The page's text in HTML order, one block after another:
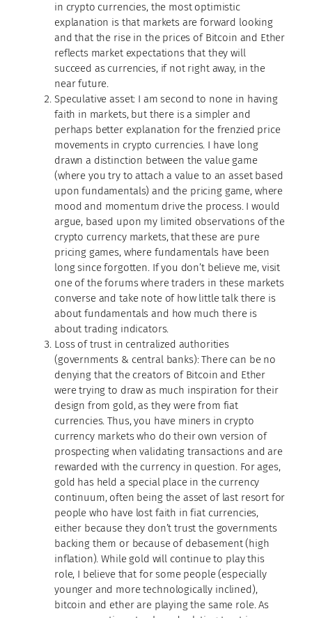
in crypto currencies, the most optimistic
explanation is that markets are forward looking
and that the rise in the prices of Bitcoin and Ether
reflects market expectations that they will
succeed as currencies, if not right away, in the
near future.
Speculative asset: I am second to none in having
faith in markets, but there is a simpler and
perhaps better explanation for the frenzied price
movements in crypto currencies. I have long
drawn a distinction between the value game
(where you try to attach a value to an asset based
upon fundamentals) and the pricing game, where
mood and momentum drive the process. I would
argue, based upon my limited observations of the
crypto currency markets, that these are pure
pricing games, where fundamentals have been
long since forgotten. If you don’t believe me, visit
one of the forums where traders in these markets
converse and take note of how little talk there is
about fundamentals and how much there is
about trading indicators.
Loss of trust in centralized authorities
(governments & central banks): There can be no
denying that the creators of Bitcoin and Ether
were trying to draw as much inspiration for their
design from gold, as they were from fiat
currencies. Thus, you have miners in crypto
currency markets who do their own version of
prospecting when validating transactions and are
rewarded with the currency in question. For ages,
gold has held a special place in the currency
continuum, often being the asset of last resort for
people who have lost faith in fiat currencies,
either because they don’t trust the governments
backing them or because of debasement (high
inflation). While gold will continue to play this
role, I believe that for some people (especially
younger and more technologically inclined),
bitcoin and ether are playing the same role. As